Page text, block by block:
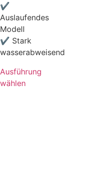
✔
Auslaufendes
Modell
✔ Stark
wasserabweisend
Ausführung
wählen